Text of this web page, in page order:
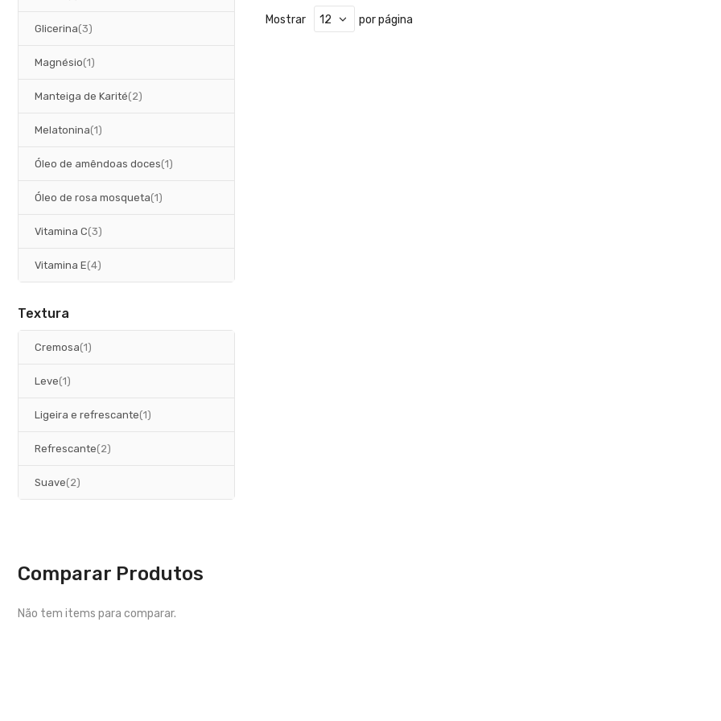
Mostrar por página
Glicerina 3
artigos
Magnésio 1
artigo
Manteiga de Karité 2
artigos
Melatonina 1
artigo
Óleo de amêndoas doces 1
artigo
Óleo de rosa mosqueta 1
artigo
Vitamina C 3
artigos
Vitamina E 4
artigos
Textura
Cremosa 1
artigo
Leve 1
artigo
Ligeira e refrescante 1
artigo
Refrescante 2
artigos
Suave 2
artigos
Comparar Produtos
Não tem items para comparar.